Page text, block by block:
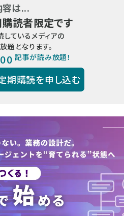
容は...
購読者限定です
しているメディアの
題となります。
記事が読み放題！
期購読を申し込む